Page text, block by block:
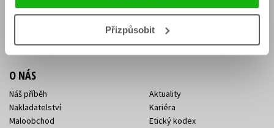
Přizpůsobit
KONTAKTY
Sídlo společnosti
Kontakty Albatros Media
O NÁS
Náš příběh
Nakladatelství
Maloobchod
Aktuality
Kariéra
Etický kodex